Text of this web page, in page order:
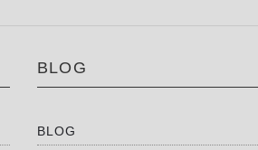
BLOG
BLOG